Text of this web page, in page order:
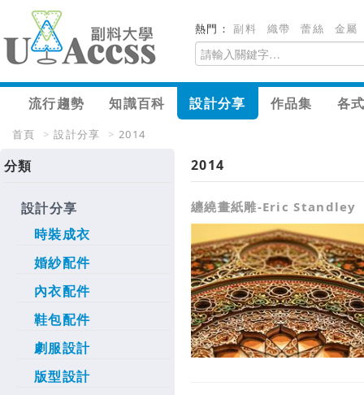
熱門：副料 織帶 蕾絲 金屬
流行趨勢 知識百科 設計分享 作品集 各
首頁 > 設計分享 > 2014
分類
設計分享
時裝成衣
婚紗配件
內衣配件
鞋包配件
劇服設計
版型設計
2014
纏繞畫紙雕-Eric Standley